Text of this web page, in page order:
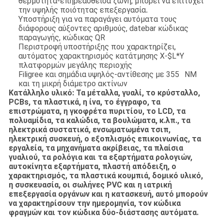
την υψηλής ποιότητας επεξεργασία.
Υποστήριξη για να παραγάγει αυτόματα τους
διάφορους αύξοντες αριθμούς, datebar κώδικας
παραγωγής, κώδικας QR
Περιστροφή υποστήριξης που χαρακτηρίζει,
αυτόματος χαρακτηρισμός κατάτμησης X-$L*Y
πλατφορμών μεγάλης περιοχής
Filigree και σημάδια υψηλός-αντίθεσης με 355 NM
και τη μικρή διάμετρο ακτίνων
Κατάλληλο υλικό: Τα μέταλλα, γυαλί, το κρύσταλλο,
PCBs, τα πλαστικά, η ίνα, το έγγραφο, τα
επιστρώματα, η γκοφρέτα πυριτίου, το LCD, τα
πολυαμίδια, τα καλώδια, τα βουλώματα, κ.λπ., τα
ηλεκτρικά συστατικά, ενσωματωμένα τσιπ,
ηλεκτρική συσκευή, ο εξοπλισμός επικοινωνίας, τα
εργαλεία, τα μηχανήματα ακρίβειας, τα πλαίσια
γυαλιού, τα ρολόγια και τα εξαρτήματα ρολογιών,
αυτοκίνητα εξαρτήματα, πλαστή απόδειξη, ο
χαρακτηρισμός, τα πλαστικά κουμπιά, δομικό υλικό,
η συσκευασία, οι σωλήνες PVC και η ιατρική
επεξεργασία οργάνων και η κατασκευή, αυτό μπορούν
να χαρακτηρίσουν την ημερομηνία, τον κώδικα
φραγμών και τον κώδικα δύο-διάστασης αυτόματα.